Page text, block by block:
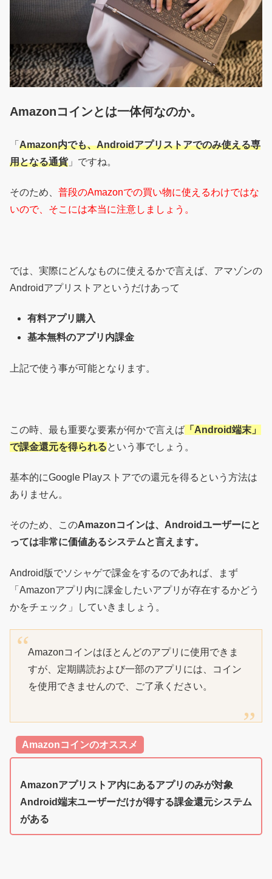
Amazonコインとは一体何なのか。
「 Amazon内でも、Androidアプリストアでのみ使える専
用となる通貨」ですね。
そのため、 普段のAmazonでの買い物に使えるわけではな
いので、そこには本当に注意しましょう。
では、実際にどんなものに使えるかで言えば、アマゾンの
Androidアプリストアというだけあって
有料アプリ購入
基本無料のアプリ内課金
上記で使う事が可能となります。
この時、最も重要な要素が何かで言えば 「Android端末」
で課金還元を得られるという事でしょう。
基本的にGoogle Playストアでの還元を得るという方法は
ありません。
そのため、このAmazonコインは、Androidユーザーにと
っては非常に価値あるシステムと言えます。
Android版でソシャゲで課金をするのであれば、まず
「Amazonアプリ内に課金したいアプリが存在するかどう
かをチェック」していきましょう。
Amazonコインはほとんどのアプリに使用できま
すが、定期購読および一部のアプリには、コイン
を使用できませんので、ご了承ください。
Amazonコインのオススメ
Amazonアプリストア内にあるアプリのみが対象
Android端末ユーザーだけが得する課金還元システム
がある